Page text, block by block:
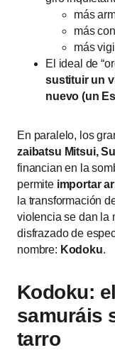
más
más
más
El ideal de
sustituir un
nuevo (un
En paralelo, los
zaibatsu Mitsui,
financian en la
permite importar
la transformación
violencia se dan la
disfrazado de
nombre: Kodoku.
Kodoku:
samuráis
tarro